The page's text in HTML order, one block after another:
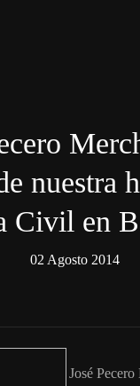
nuestra
Civil en
02 Agosto 2014
José